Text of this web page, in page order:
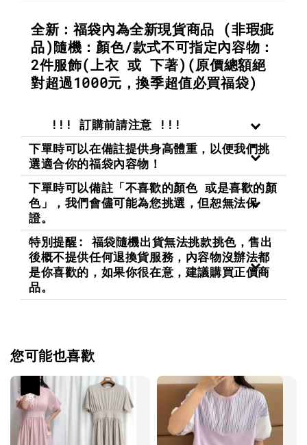
全新：福袋內為全新現貨商品 (非瑕疵
品)隨機：顏色/款式不可指定內容物：
2件服飾(上衣 或 下著)(原價總額絕
對超過1000元，換季超值必買福袋)
!!! 訂購前請注意 !!!
下單時可以在備註提供身高體重，以便我們挑
選適合你的福袋內容物！
下單時可以備註「不喜歡的顏色 或是喜歡的顏
色」，我們會儘可能為您挑選，但恕無法保
證。
特別提醒: 福袋隨機出貨無法挑款挑色，售出
後概不提供任何退換貨服務，內容物沒辦法都
是你喜歡的，如果你很在意，建議購買正價商
品。
您可能也喜歡